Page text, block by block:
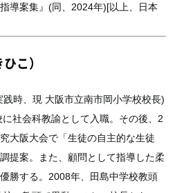
導案集』(同、2024年)[以上、日本
こ）
時、現 大阪市立南市岡小学校校長)
社会科教諭として入職。その後、2
大阪大会で「生徒の自主的な生徒
提案。また、顧問として指導した柔
勝する。2008年、田島中学校教頭